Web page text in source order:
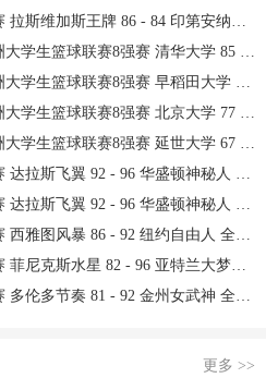
加斯王牌 86 - 84 印第安纳狂热 全场集锦
联赛8强赛 清华大学 85 - 81 菲律宾大学 集锦
联赛8强赛 早稻田大学 78 - 71 高丽大学 集锦
联赛8强赛 北京大学 77 - 79 上海交通大学 集锦
球联赛8强赛 延世大学 67 - 72 政治大学 集锦
斯飞翼 92 - 96 华盛顿神秘人 全场集锦
斯飞翼 92 - 96 华盛顿神秘人 全场集锦
图风暴 86 - 92 纽约自由人 全场集锦
斯水星 82 - 96 亚特兰大梦想 全场集锦
多节奏 81 - 92 金州女武神 全场集锦
更多 >>